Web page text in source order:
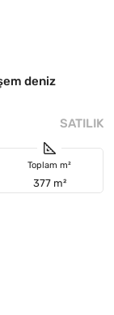
deniz
SATILIK
Toplam m²
377 m²